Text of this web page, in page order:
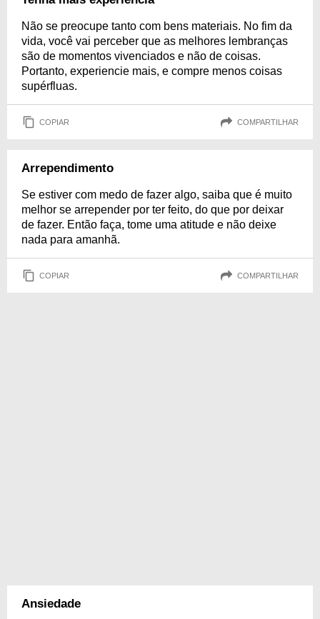
Não se preocupe tanto com bens materiais. No fim da
vida, você vai perceber que as melhores lembranças
são de momentos vivenciados e não de coisas.
Portanto, experiencie mais, e compre menos coisas
supérfluas.
COPIAR COMPARTILHAR
Arrependimento
Se estiver com medo de fazer algo, saiba que é muito
melhor se arrepender por ter feito, do que por deixar
de fazer. Então faça, tome uma atitude e não deixe
nada para amanhã.
COPIAR COMPARTILHAR
Ansiedade